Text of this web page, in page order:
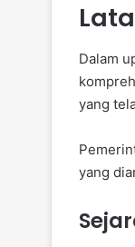
Dalam
yang
yang